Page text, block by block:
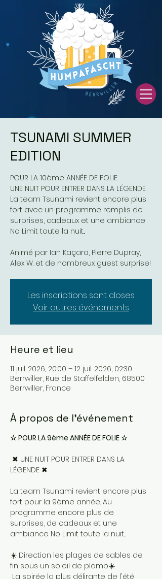
TSUNAMI SUMMER
EDITION
POUR LA 10ème ANNÉE DE FOLIE
UNE NUIT POUR ENTRER DANS LA LÉGENDE
La team Tsunami revient encore plus
fort avec un programme remplis de
surprises, cadeaux et une ambiance
No Limit toute la nuit...
Animé par Ian Kaçara, Pierre Dupray,
Alex W. et de nombreux guest surprise!
Les inscriptions sont closes
Voir autres événements
Heure et lieu
11 juil. 2026, 20:00 – 12 juil. 2026, 02:30
Berrwiller, Rue de Staffelfelden, 68500
Berrwiller, France
À propos de l'événement
☆ POUR LA 9ème ANNÉE DE FOLIE ☆
✖ UNE NUIT POUR ENTRER DANS LA
LÉGENDE ✖
La team Tsunami revient encore plus
fort pour la 9ème année. Au
programme encore plus de
surprises, de cadeaux et une
ambiance No Limit toute la nuit...
☀️ Direction les plages de sables de
fin sous un soleil de plomb☀️
La soirée la plus délirante de l'été,